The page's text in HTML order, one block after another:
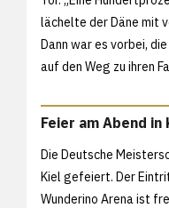
lächelte der Däne mit
Dann war es vorbei,
auf den Weg zu ihren
Feier am Abend in
Die Deutsche
Kiel gefeiert. Der
Wunderino Arena ist